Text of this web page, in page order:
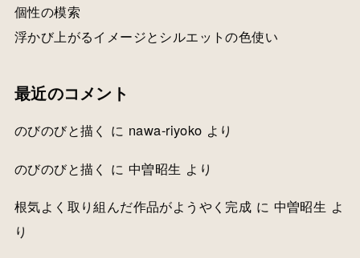
個性の模索
浮かび上がるイメージとシルエットの色使い
最近のコメント
のびのびと描く に nawa-riyoko より
のびのびと描く に中曽昭生 より
根気よく取り組んだ作品がようやく完成 に 中曽昭生 よ
り